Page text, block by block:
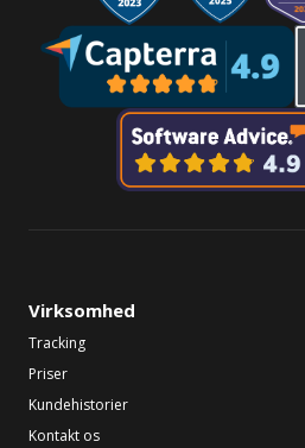
Virksomhed
Tracking
Priser
Kundehistorier
Kontakt os